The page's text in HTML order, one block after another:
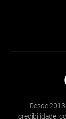
Desde
credibilidade,